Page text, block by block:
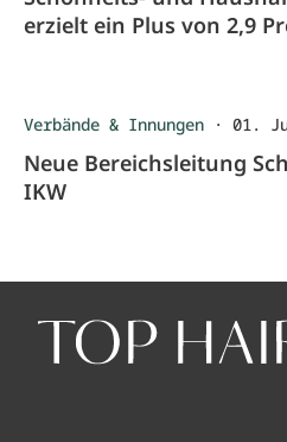
erzielt ein Plus von 2,9
Verbände & Innungen · 01.
Neue Bereichsleitung
IKW